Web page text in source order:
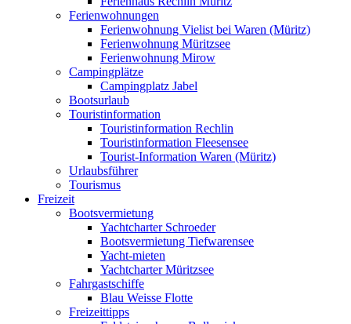
Ferienwohnungen
Ferienwohnung Vielist bei Waren (Müritz)
Ferienwohnung Müritzsee
Ferienwohnung Mirow
Campingplätze
Campingplatz Jabel
Bootsurlaub
Touristinformation
Touristinformation Rechlin
Touristinformation Fleesensee
Tourist-Information Waren (Müritz)
Urlaubsführer
Tourismus
Freizeit
Bootsvermietung
Yachtcharter Schroeder
Bootsvermietung Tiefwarensee
Yacht-mieten
Yachtcharter Müritzsee
Fahrgastschiffe
Blau Weisse Flotte
Freizeittipps